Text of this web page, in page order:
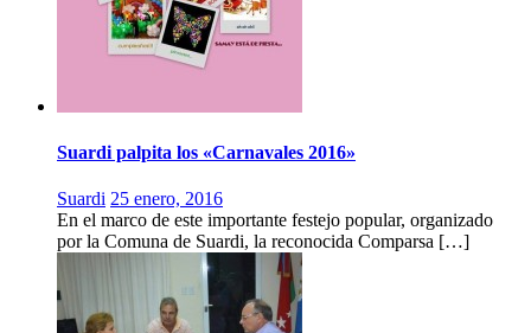
Suardi palpita los «Carnavales 2016»
Suardi 25 enero, 2016
En el marco de este importante festejo popular, organizado
por la Comuna de Suardi, la reconocida Comparsa […]